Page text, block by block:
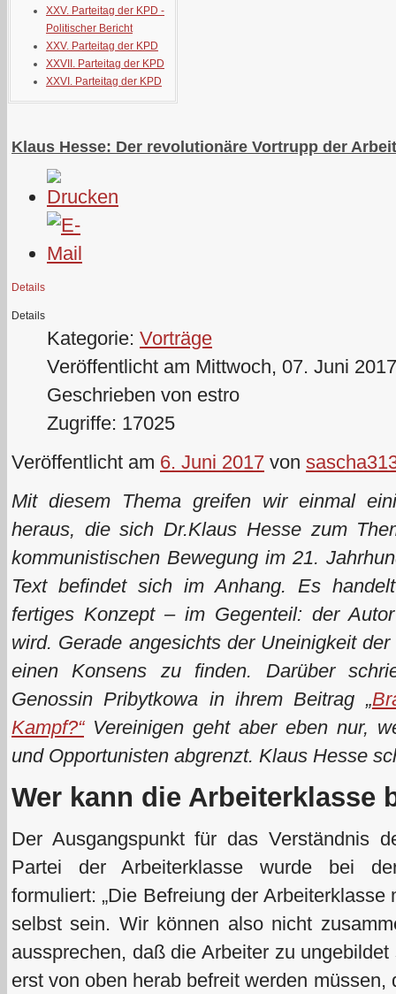
XXV. Parteitag der KPD -
Politischer Bericht
XXV. Parteitag der KPD
XXVII. Parteitag der KPD
XXVI. Parteitag der KPD
Klaus Hesse: Der revolutionäre Vortrupp der
Details
Details
Kategorie: Vorträge
Veröffentlicht am Mittwoch, 07. Juni
Geschrieben von estro
Zugriffe: 17025
Veröffentlicht am 6. Juni 2017 von
Mit diesem Thema greifen wir einmal
heraus, die sich Dr.Klaus Hesse zum
kommunistischen Bewegung im 21.
Text befindet sich im Anhang. Es
fertiges Konzept – im Gegenteil: der
wird. Gerade angesichts der Uneinigkeit
einen Konsens zu finden. Darüber
Genossin Pribytkowa in ihrem Beitrag „
Kampf?“Vereinigen geht aber eben nur,
und Opportunisten abgrenzt. Klaus Hesse
Wer kann die Arbeiterklasse
Der Ausgangspunkt für das Verständnis
Partei der Arbeiterklasse wurde bei
formuliert: „Die Befreiung der
selbst sein. Wir können also nicht
aussprechen, daß die Arbeiter zu
erst von oben herab befreit werden